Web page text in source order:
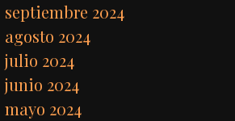
septiembre 2024
agosto 2024
julio 2024
junio 2024
mayo 2024